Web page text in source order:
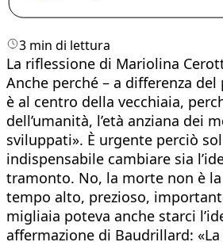
3 min di lettura
La riflessione di Mariolina
Anche perché – a differenza
è al centro della vecchiaia,
dell’umanità, l’età anziana dei
sviluppati». È urgente perciò
indispensabile cambiare sia
tramonto. No, la morte non è
tempo alto, prezioso,
migliaia poteva anche starci
affermazione di Baudrillard: